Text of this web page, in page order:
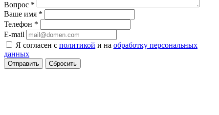
Вопрос *
Ваше имя *
Телефон *
E-mail
Я согласен с политикой и на обработку персональных
данных
Сбросить